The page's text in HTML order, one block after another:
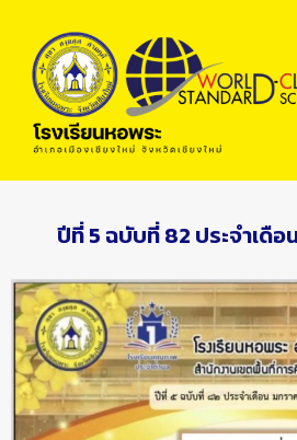
ปีที่ 5 ฉบับที่ 82 ประจำเดือ